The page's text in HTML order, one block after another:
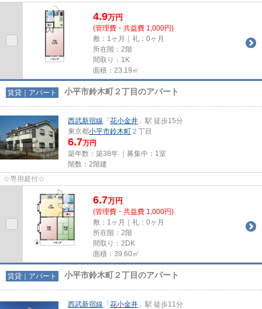
4.9万円
(管理費・共益費 1,000円)
敷：1ヶ月｜礼：0ヶ月
所在階：2階
間取り：1K
面積：23.19㎡
賃貸｜アパート 小平市鈴木町２丁目のアパート
西武新宿線 「 花小金井 」駅 徒歩15分
東京都小平市鈴木町 ２丁目
6.7万円
築年数：築38年 ｜募集中： 1室
階数：2階建
☆専用庭付☆
6.7万円
(管理費・共益費 1,000円)
敷：1ヶ月｜礼：0ヶ月
所在階：2階
間取り：2DK
面積：39.60㎡
賃貸｜アパート 小平市鈴木町２丁目のアパート
西武新宿線 「 花小金井 」駅 徒歩11分